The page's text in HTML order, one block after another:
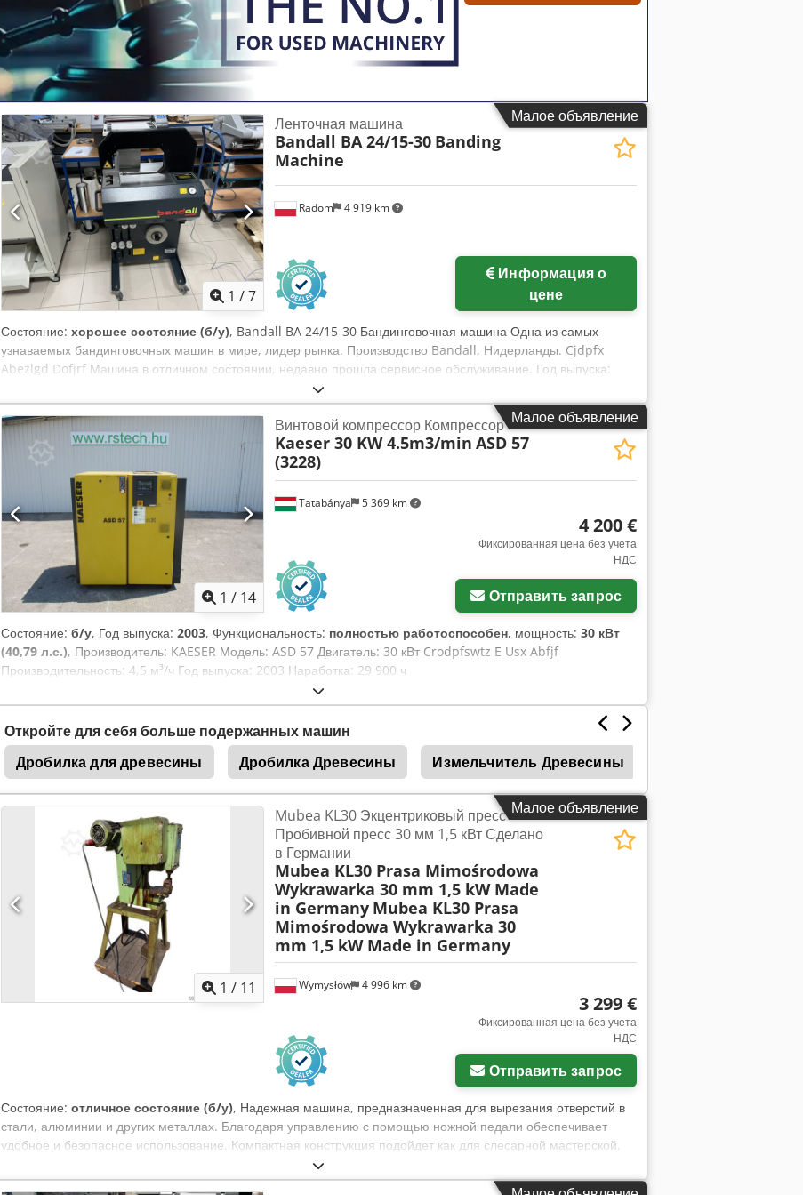
100 В постоянного тока • Цифровые индикаторы напряжения и тока • Номер по каталогу: FW031003300D •
Страна производства: Германия Состояние: • Б/у • Проверен – полностью исправен • Обычные следы
использования • Продается в том виде, в котором представлен на фотографиях Надежный,
высококачественный лабораторный блок питания от известной немецкой компании BEHA, идеально
подходит для сервисных центров, мастерских, лабораторий, учебных заведений и научно-
исследовательских работ. Благодаря двум независимым регулируемым каналам и дополнительному
выходу 5 В он отлично подойдет для тестирования, питания и запуска электронных схем.
Малое объявление
1 /7
Radom 4 919 km
Ленточная машина
Bandall BA 24/15-30 Banding
Machine
цене
Состояние: хорошее состояние (б/у), Bandall BA 24/15-30 Бандинговочная машина Одна из самых
узнаваемых бандинговочных машин в мире, лидер рынка. Производство Bandall, Нидерланды. Cjdpfx
Abezlgd Dofjrf Машина в отличном состоянии, недавно прошла сервисное обслуживание. Год выпуска:
2016 Машина работает в ручном и автоматическом режиме. Производственная версия для тяжелых
нагрузок. Установлена на отдельной раме с транспортировочными колесами. Работает с jumbo-рулонами.
После вставки изделия машина оборачивает его лентой, сжимает и запаивает, создавая аккуратную
упаковку. Идеально подходит для упаковки визиток, буклетов и других материалов. Управление через LCD-
панель. Технические характеристики: Ширина ленты: 30 мм Производительность: 36 циклов/мин Размер
проема: 320 x 160 мм В комплекте рулон пленки.
Малое объявление
1 / 14
Tatabánya 5 369 km
Винтовой компрессор Компрессор
Kaeser 30 KW 4.5m3/min ASD 57
(3228)
4 200 €
Фиксированная цена без учета
НДС
Отправить запрос
Состояние: б/у, Год выпуска: 2003, Функциональность: полностью работоспособен, мощность: 30 кВт
(40,79 л.с.), Производитель: KAESER Модель: ASD 57 Двигатель: 30 кВт Crodpfswtz E Usx Abfjf
Производительность: 4,5 м³/ч Год выпуска: 2003 Наработка: 29 900 ч
Откройте для себя больше подержанных машин
Дробилка для древесины
Дробилка Древесины Измельчитель Древесины
Малое объявление
1 / 11 Wymysłów 4 996 km
Mubea KL30 Экцентриковый пресс
Пробивной пресс 30 мм 1,5 кВт Сделано
в Германии
Mubea KL30 Prasa Mimośrodowa
Wykrawarka 30 mm 1,5 kW Made
in Germany Mubea KL30 Prasa
Mimośrodowa Wykrawarka 30
mm 1,5 kW Made in Germany
3 299 €
Фиксированная цена без учета
НДС
Отправить запрос
Состояние: отличное состояние (б/у), Надежная машина, предназначенная для вырезания отверстий в
стали, алюминии и других металлах. Благодаря управлению с помощью ножной педали обеспечивает
удобное и безопасное использование. Компактная конструкция подойдет как для слесарной мастерской,
так и для производственного предприятия. Технические характеристики: Производитель: Mubea (Muhr
und Bender) Модель: KL30 Год выпуска: 1975 Номер машины: 38601 Страна производства: Германия